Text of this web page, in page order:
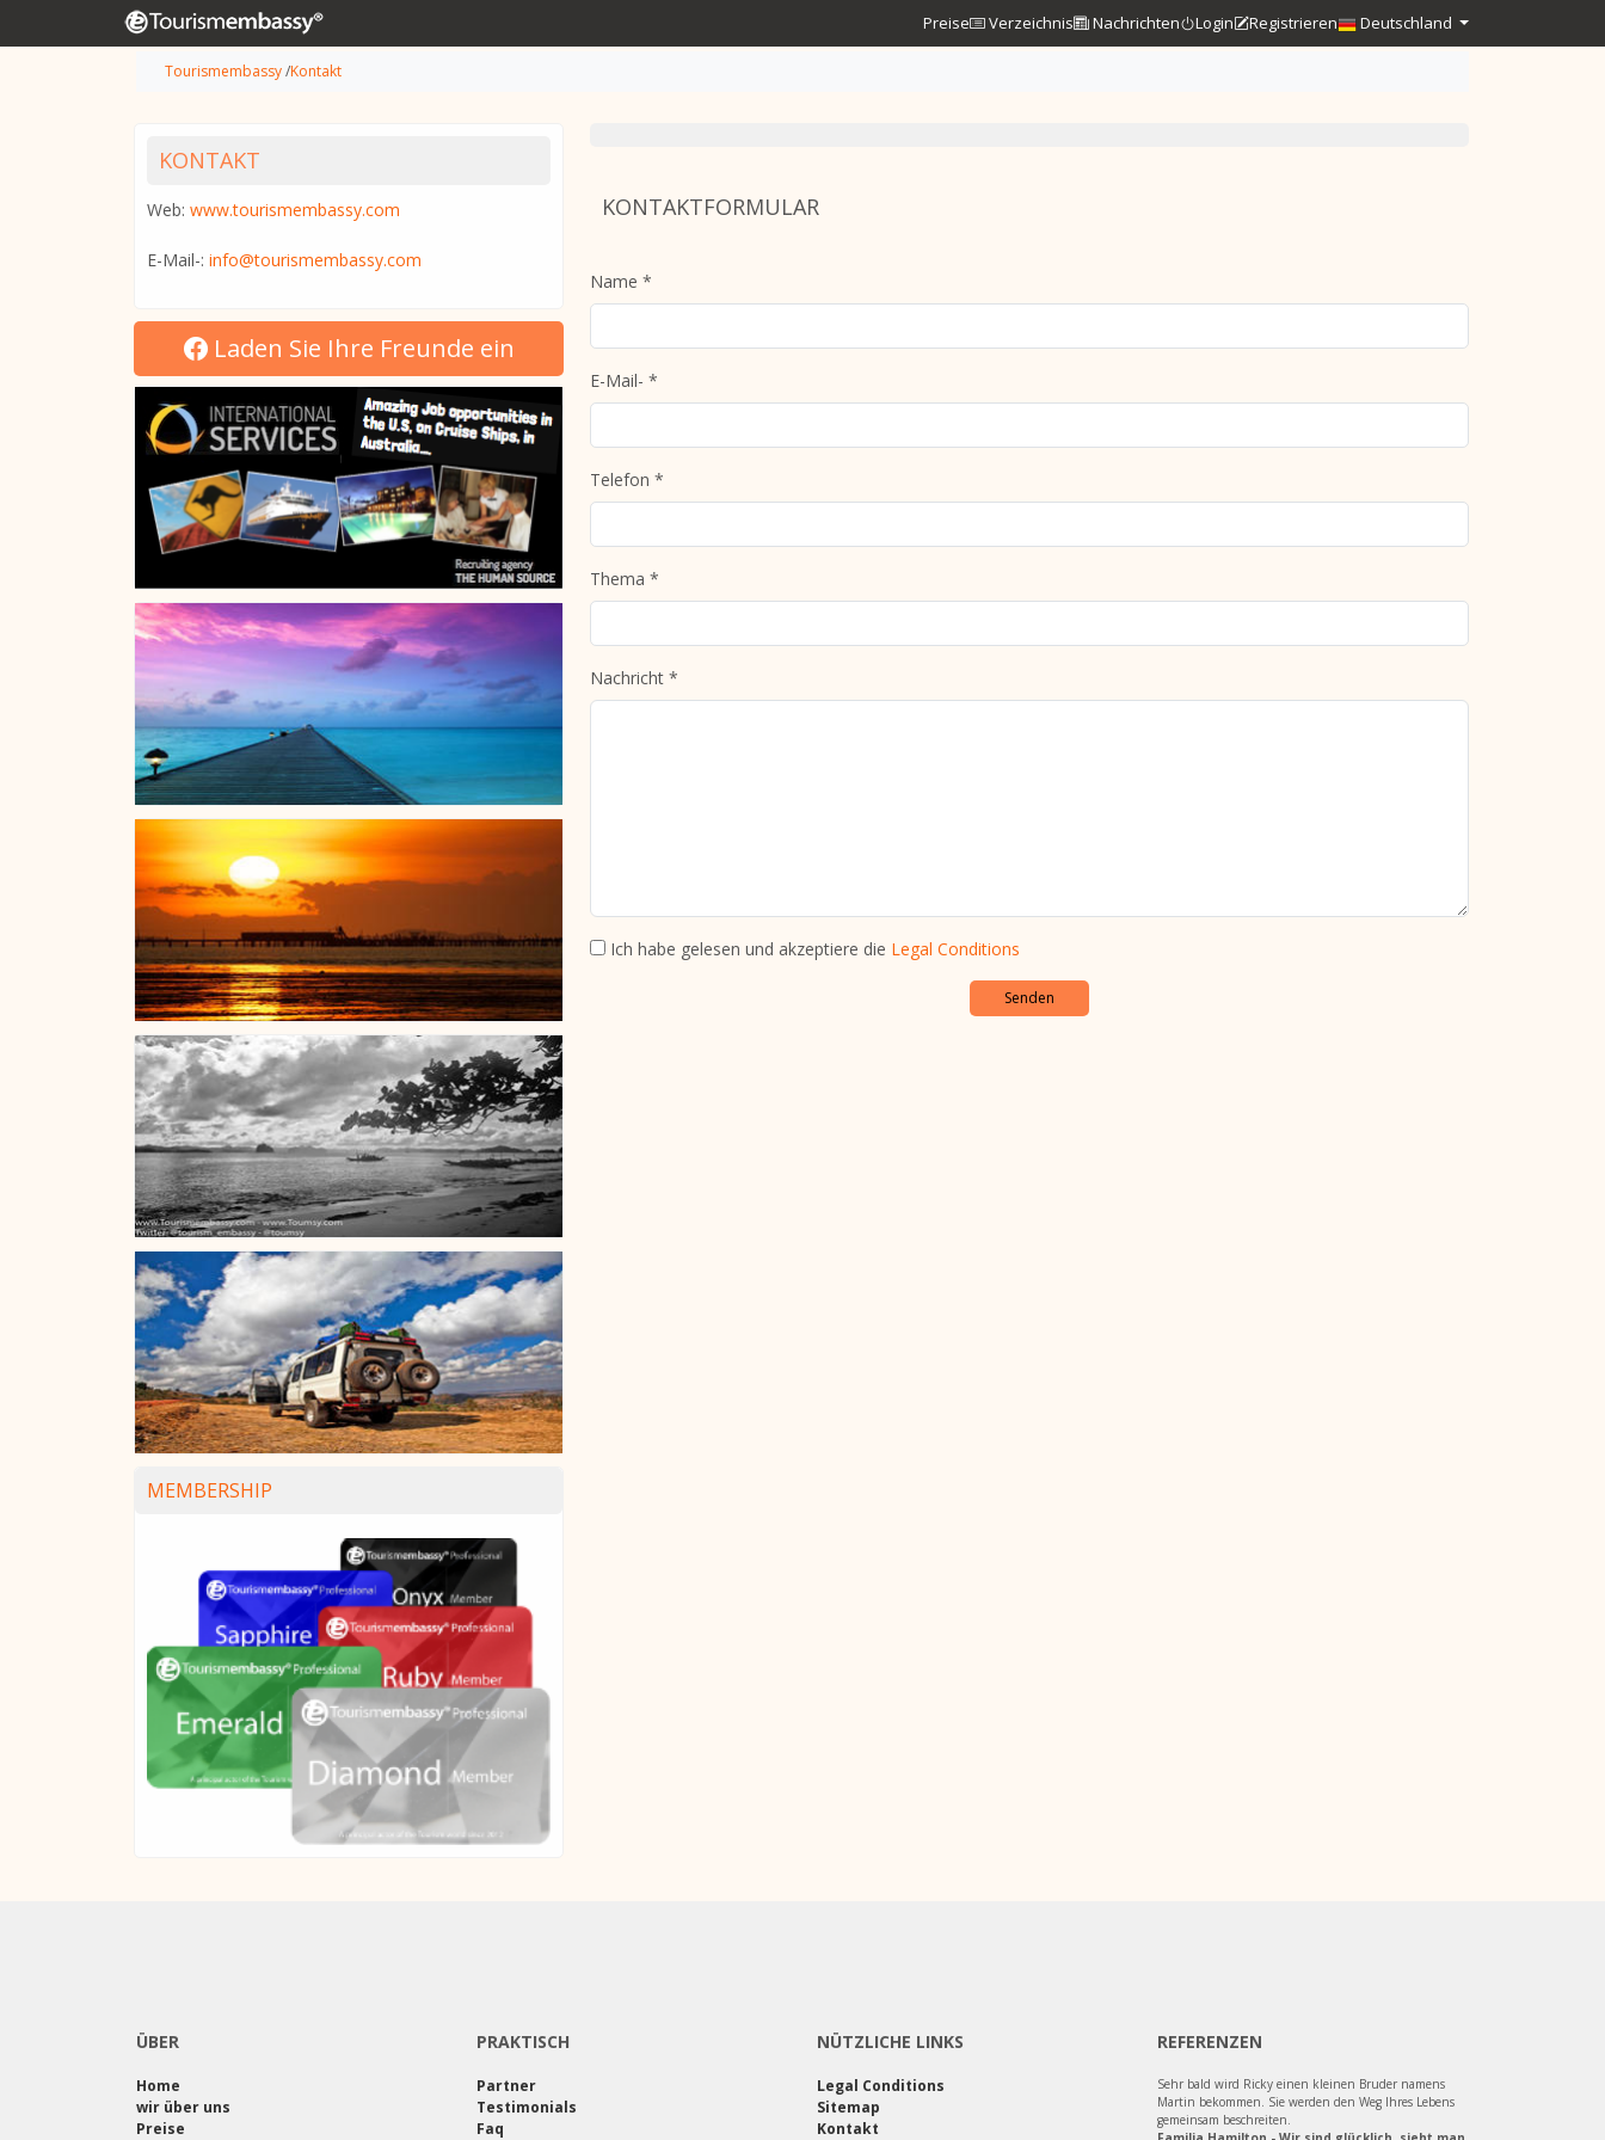
Preise Verzeichnis Nachrichten Login Registrieren Deutschland
Tourismembassy/Kontakt
KONTAKT
Web: www.tourismembassy.com
E-Mail-: info@tourismembassy.com
Laden Sie Ihre Freunde ein
MEMBERSHIP
KONTAKTFORMULAR
Name *
E-Mail- *
Telefon *
Thema *
Nachricht *
Ich habe gelesen und akzeptiere die Legal Conditions
ÜBER
Home
wir über uns
Preise
PRAKTISCH
Partner
Testimonials
Faq
NÜTZLICHE LINKS
Legal Conditions
Sitemap
Kontakt
REFERENZEN
Sehr bald wird Ricky einen kleinen Bruder namens
Martin bekommen. Sie werden den Weg Ihres Lebens
gemeinsam beschreiten.